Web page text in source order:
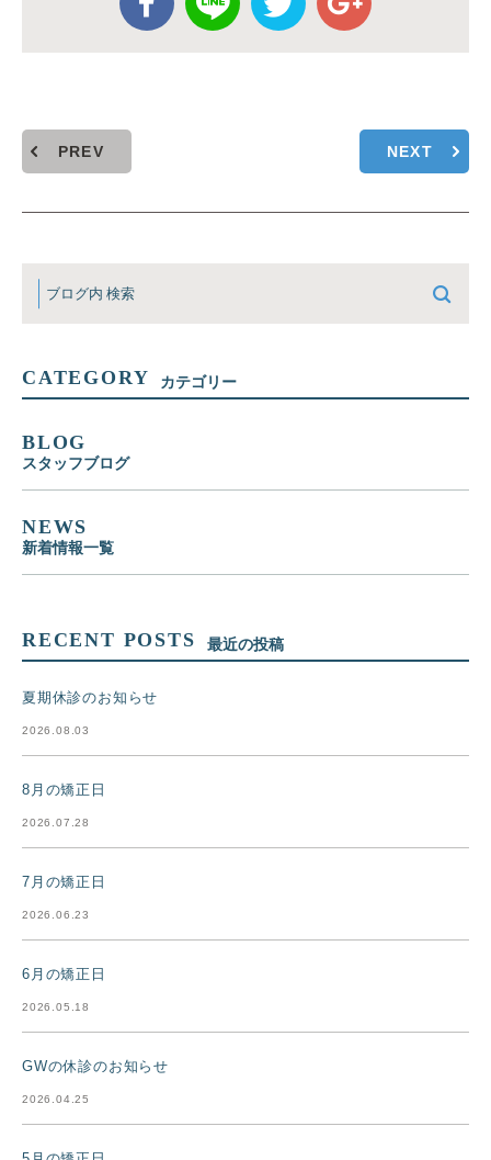
PREV NEXT
CATEGORY カテゴリー
BLOG
スタッフブログ
NEWS
新着情報一覧
RECENT POSTS 最近の投稿
夏期休診のお知らせ
2026.08.03
8月の矯正日
2026.07.28
7月の矯正日
2026.06.23
6月の矯正日
2026.05.18
GWの休診のお知らせ
2026.04.25